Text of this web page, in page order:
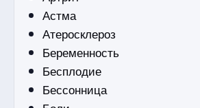
Астма
Атеросклероз
Беременность
Бесплодие
Бессонница